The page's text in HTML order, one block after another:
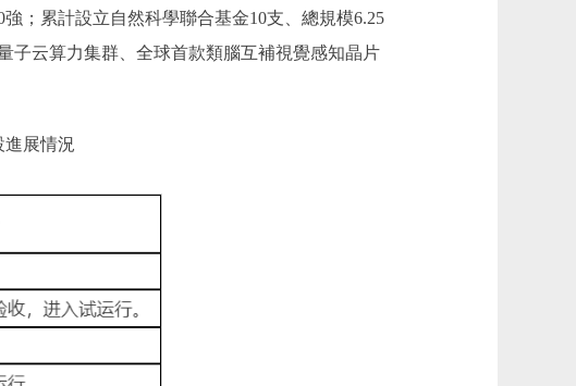
；累計設立自然科學聯合基金10支、總規模6.25
子云算力集群、全球首款類腦互補視覺感知晶片
展情況